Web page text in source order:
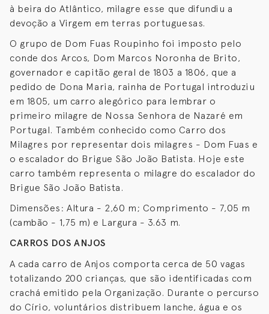
à beira do Atlântico, milagre esse que difundiu a
devoção a Virgem em terras portuguesas.
O grupo de Dom Fuas Roupinho foi imposto pelo
conde dos Arcos, Dom Marcos Noronha de Brito,
governador e capitão geral de 1803 a 1806, que a
pedido de Dona Maria, rainha de Portugal introduziu
em 1805, um carro alegórico para lembrar o
primeiro milagre de Nossa Senhora de Nazaré em
Portugal. Também conhecido como Carro dos
Milagres por representar dois milagres - Dom Fuas e
o escalador do Brigue São João Batista. Hoje este
carro também representa o milagre do escalador do
Brigue São João Batista.
Dimensões: Altura - 2,60 m; Comprimento - 7,05 m
(cambão - 1,75 m) e Largura - 3.63 m.
CARROS DOS ANJOS
A cada carro de Anjos comporta cerca de 50 vagas
totalizando 200 crianças, que são identificadas com
crachá emitido pela Organização. Durante o percurso
do Círio, voluntários distribuem lanche, água e os